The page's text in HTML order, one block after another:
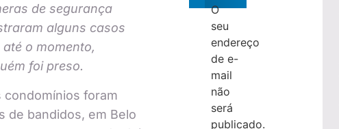
de segurança
alguns casos
até o momento,
foi preso.
condomínios foram
de bandidos, em Belo
O
seu
endereço
de e-
mail
não
será
publicado.